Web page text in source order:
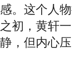
感。这个人
之初，黄轩
静，但内心